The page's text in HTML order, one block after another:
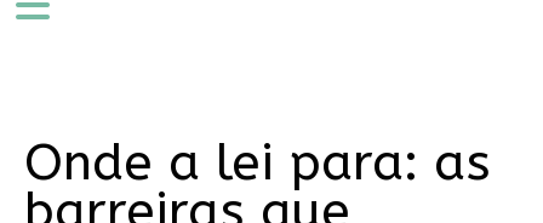
Onde a lei para: as